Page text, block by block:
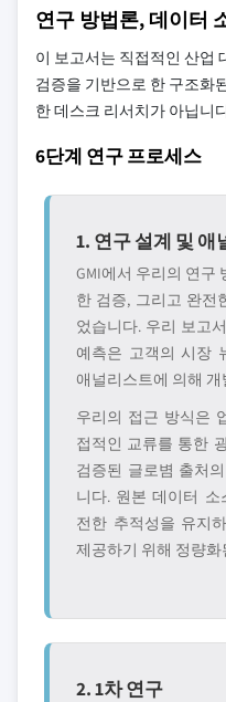
연구 방법론, 데이터
이 보고서는 직접적인 산업
검증을 기반으로 한 구조화
한 데스크 리서치가 아닙니
6단계 연구 프로세스
1. 연구 설계 및 애
GMI에서 우리의 연구
한 검증, 그리고 완전
었습니다. 우리 보고
예측은 고객의 시장
애널리스트에 의해
우리의 접근 방식은
접적인 교류를 통한
검증된 글로볌 출처
니다. 원본 데이터
전한 추적성을 유지
제공하기 위해 정량
2. 1차 연구